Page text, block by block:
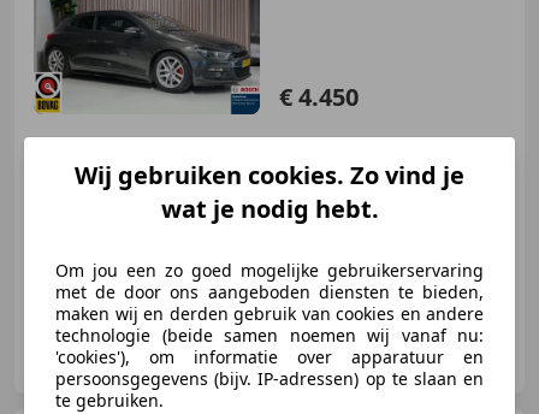
€ 4.450
08/2008 234.300 km Benzine
118 kW (160 PK)
Autobedrijf Versteeg
NL-3888 LT Uddel
Wij gebruiken cookies. Zo vind je
wat je nodig hebt.
Om jou een zo goed mogelijke gebruikerservaring
met de door ons aangeboden diensten te bieden,
maken wij en derden gebruik van cookies en andere
technologie (beide samen noemen wij vanaf nu:
'cookies'), om informatie over apparatuur en
persoonsgegevens (bijv. IP-adressen) op te slaan en
te gebruiken.